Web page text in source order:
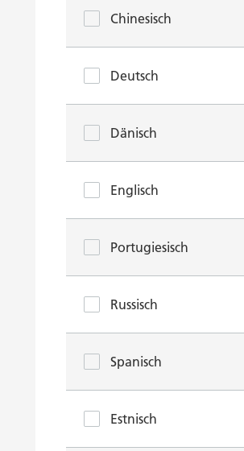
Chinesisch
Deutsch
Dänisch
Englisch
Portugiesisch
Russisch
Spanisch
Estnisch